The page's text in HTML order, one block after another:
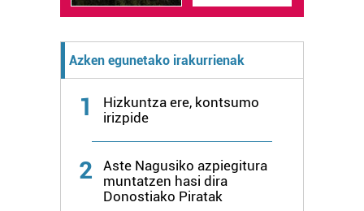
Azken egunetako irakurrienak
1
Hizkuntza ere, kontsumo
irizpide
2
Aste Nagusiko azpiegitura
muntatzen hasi dira
Donostiako Piratak